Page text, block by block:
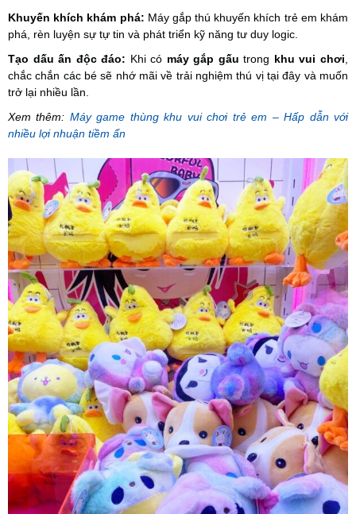
Khuyến khích khám phá: Máy gắp thú khuyến khích trẻ em khám
phá, rèn luyện sự tự tin và phát triển kỹ năng tư duy logic.
Tạo dấu ấn độc đáo: Khi có máy gắp gấu trong khu vui chơi
chắc chắn các bé sẽ nhớ mãi về trải nghiệm thú vị tại đây và muốn
trở lại nhiều lần.
Xem thêm: Máy game thùng khu vui chơi trẻ em – Hấp dẫn với
nhiều lợi nhuận tiềm ẩn